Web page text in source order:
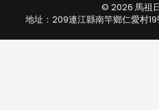
© 2026 馬祖
地址：209連江縣南竿鄉仁愛村